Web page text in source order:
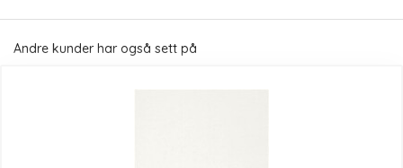
Andre kunder har også sett på